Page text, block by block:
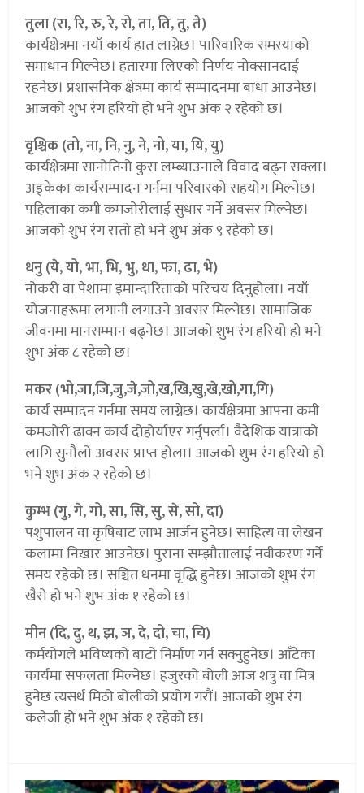
तुला (रा, रि, रु, रे, रो, ता, ति, तु, ते)
कार्यक्षेत्रमा नयाँ कार्य हात लाग्नेछ। पारिवारिक समस्याको
समाधान मिल्नेछ। हतारमा लिएको निर्णय नोक्सानदाई
रहनेछ। प्रशासनिक क्षेत्रमा कार्य सम्पादनमा बाधा आउनेछ।
आजको शुभ रंग हरियो हो भने शुभ अंक २ रहेको छ।
वृश्चिक (तो, ना, नि, नु, ने, नो, या, यि, यु)
कार्यक्षेत्रमा सानोतिनो कुरा लम्ब्याउनाले विवाद बढ्न सक्ला।
अड्केका कार्यसम्पादन गर्नमा परिवारको सहयोग मिल्नेछ।
पहिलाका कमी कमजोरीलाई सुधार गर्ने अवसर मिल्नेछ।
आजको शुभ रंग रातो हो भने शुभ अंक ९ रहेको छ।
धनु (ये, यो, भा, भि, भु, धा, फा, ढा, भे)
नोकरी वा पेशामा इमान्दारिताको परिचय दिनुहोला। नयाँ
योजनाहरूमा लगानी लगाउने अवसर मिल्नेछ। सामाजिक
जीवनमा मानसम्मान बढ्नेछ। आजको शुभ रंग हरियो हो भने
शुभ अंक ८ रहेको छ।
मकर (भो,जा,जि,जु,जे,जो,ख,खि,खु,खे,खो,गा,गि)
कार्य सम्पादन गर्नमा समय लाग्नेछ। कार्यक्षेत्रमा आफ्ना कमी
कमजोरी ढाक्न कार्य दोहोर्याएर गर्नुपर्ला। वैदेशिक यात्राको
लागि सुनौलो अवसर प्राप्त होला। आजको शुभ रंग हरियो हो
भने शुभ अंक २ रहेको छ।
कुम्भ (गु, गे, गो, सा, सि, सु, से, सो, दा)
पशुपालन वा कृषिबाट लाभ आर्जन हुनेछ। साहित्य वा लेखन
कलामा निखार आउनेछ। पुराना सम्झौतालाई नवीकरण गर्ने
समय रहेको छ। सञ्चित धनमा वृद्धि हुनेछ। आजको शुभ रंग
खैरो हो भने शुभ अंक १ रहेको छ।
मीन (दि, दु, थ, झ, ञ, दे, दो, चा, चि)
कर्मयोगले भविष्यको बाटो निर्माण गर्न सक्नुहुनेछ। आँटेका
कार्यमा सफलता मिल्नेछ। हजुरको बोली आज शत्रु वा मित्र
हुनेछ त्यसर्थ मिठो बोलीको प्रयोग गरौं। आजको शुभ रंग
कलेजी हो भने शुभ अंक १ रहेको छ।